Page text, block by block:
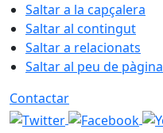
Saltar a la capçalera
Saltar al contingut
Saltar a relacionats
Saltar al peu de pàgina
Contactar